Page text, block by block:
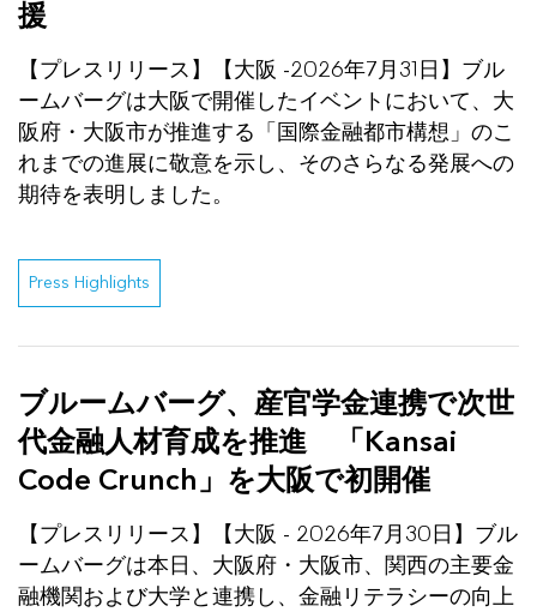
援
【プレスリリース】【大阪 -2026年7月31日】ブル
ームバーグは大阪で開催したイベントにおいて、大
阪府・大阪市が推進する「国際金融都市構想」のこ
れまでの進展に敬意を示し、そのさらなる発展への
期待を表明しました。
Press Highlights
ブルームバーグ、産官学金連携で次世
代金融人材育成を推進 「Kansai
Code Crunch」を大阪で初開催
【プレスリリース】【大阪 - 2026年7月30日】ブル
ームバーグは本日、大阪府・大阪市、関西の主要金
融機関および大学と連携し、金融リテラシーの向上